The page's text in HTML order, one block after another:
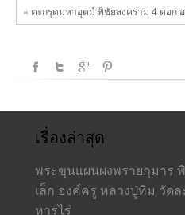
เขา
ไชย
« ตะกรุดมหาอุตม์ พิชัยสงคราม 4 ดอก
เรื่องล่าสุด
พระขุนแผนผงพรายกุมาร
เล็ก องค์ครู หลวงปู่ทิม วัดล
หารไร่